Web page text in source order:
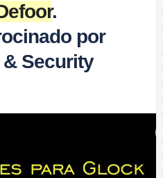
.
por
Security